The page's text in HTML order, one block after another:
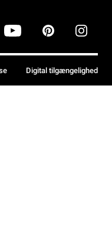
Digital tilgængelighed